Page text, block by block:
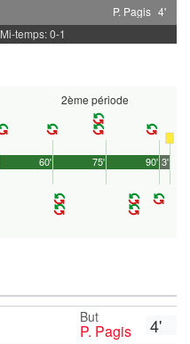
P. Pagis 4'
Mi-temps: 0-1
2ème période
90'
60' 75' 3'
4'
But
P. Pagis